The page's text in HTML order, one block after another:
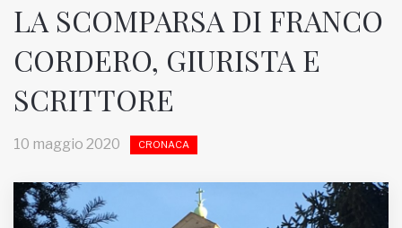
HOME
LA SCOMPARSA DI FRANCO
CORDERO, GIURISTA E
SCRITTORE
10 maggio 2020 CRONACA